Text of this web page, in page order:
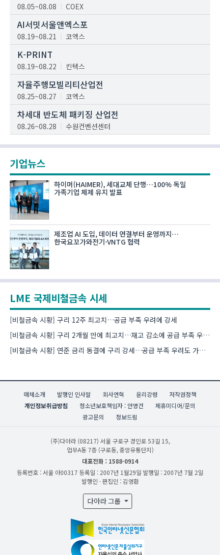
08.05~08.08 COEX
AI서밋서울앤엑스포
08.19~08.21 코엑스
K-PRINT
08.19~08.22 킨텍스
자율주행모빌리티산업전
08.25~08.27 코엑스
차세대 반도체 패키징 산업전
08.26~08.28 수원컨벤션센터
기업뉴스
하이머(HAIMER), 세대교체 단행…100% 독일
가족기업 체제 유지 발표
제조업 AI 도입, 데이터 연결부터 운영까지…
한국요꼬가와전기·VNTG 협력
LME 국제비철금속 시세
[비철금속 시황] 구리 12주 최고치…공급 부족 우려에 강세
[비철금속 시황] 구리 2개월 만에 최고치…재고 감소에 공급 부족 우려 확대
[비철금속 시황] 연준 금리 동결에 구리 강세…공급 부족 우려도 가격 지지
매체소개 발행인 인사말 회사연혁 윤리강령
저작권정책
개인정보취급방침
청소년보호책임자 : 안영건
제휴미디어/문의
광고문의
정보드림
(주)다아라 (08217) 서울 구로구 경인로 53길 15,
업무A동 7층 (구로동, 중앙유통단지)
대표전화 : 1588-0914
등록번호 : 서울 아00317 등록일 : 2007년 1월29일 발행일 : 2007년 7월 2일
발행인 · 편집인 : 김영환
다아라 그룹